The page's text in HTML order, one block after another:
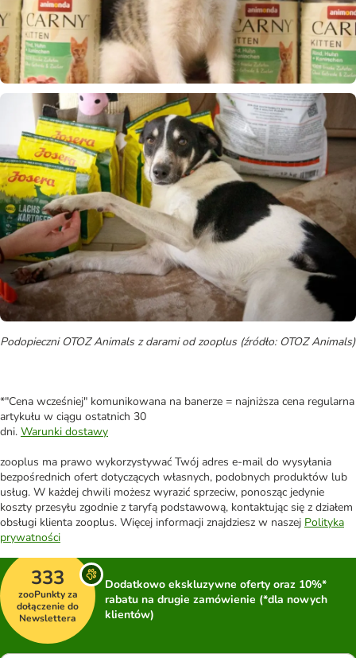
Podopieczni OTOZ Animals z darami od zooplus (źródło: OTOZ Animals)
*"Cena wcześniej" komunikowana na banerze = najniższa cena regularna
artykułu w ciągu ostatnich 30
dni. Warunki dostawy
zooplus ma prawo wykorzystywać Twój adres e-mail do wysyłania
bezpośrednich ofert dotyczących własnych, podobnych produktów lub
usług. W każdej chwili możesz wyrazić sprzeciw, ponosząc jedynie
koszty przesyłu zgodnie z taryfą podstawową, kontaktując się z działem
obsługi klienta zooplus. Więcej informacji znajdziesz w naszej Polityka
prywatności
333
zooPunkty za
dołączenie do
Newslettera
Dodatkowo ekskluzywne oferty oraz 10%*
rabatu na drugie zamówienie (*dla nowych
klientów)